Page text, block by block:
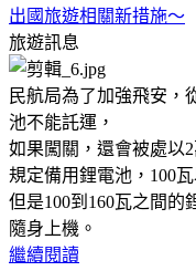
出國旅遊相關新措施～
旅遊訊息
民航局為了加強飛安，
池不能託運，
如果闖關，還會被處以
規定備用鋰電池，100
但是100到160瓦之間的
隨身上機。
繼續閱讀